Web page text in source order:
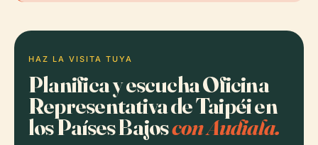
HAZ LA VISITA TUYA
Planifica y escucha Oficina
Representativa de Taipéi en
los Países Bajoscon Audiala.